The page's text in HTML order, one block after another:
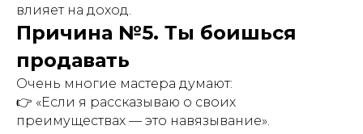
влияет на доход.
Причина №5. Ты боишься
продавать
Очень многие мастера думают:
👉 «Если я рассказываю о своих
преимуществах — это навязывание».